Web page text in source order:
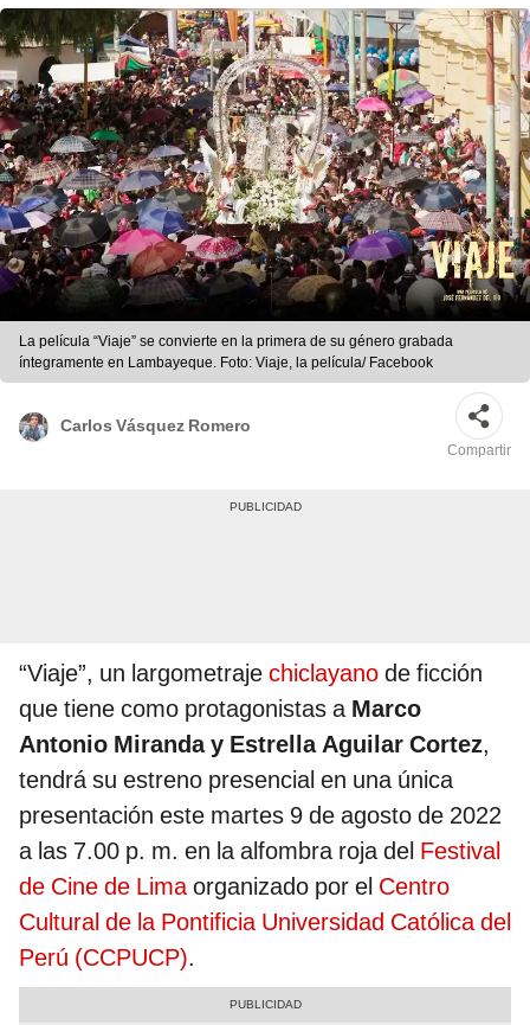
La película “Viaje” se convierte en la primera de su género grabada
íntegramente en Lambayeque. Foto: Viaje, la película/ Facebook
Carlos Vásquez Romero
Compartir
“Viaje”, un largometraje chiclayano de ficción
que tiene como protagonistas a Marco
Antonio Miranda y Estrella Aguilar Cortez,
tendrá su estreno presencial en una única
presentación este martes 9 de agosto de 2022
a las 7.00 p. m. en la alfombra roja del Festival
de Cine de Limaorganizado por el Centro
Cultural de la Pontificia Universidad Católica del
Perú (CCPUCP).